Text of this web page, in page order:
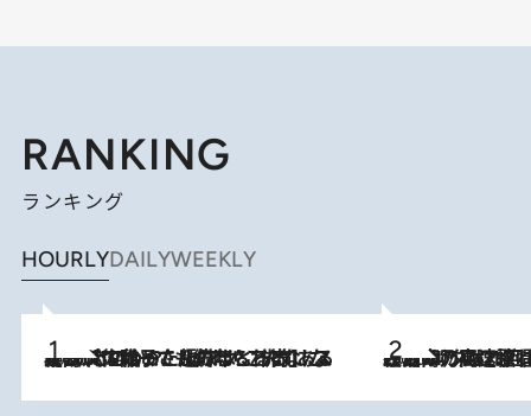
RANKING
ランキング
HOURLYDAILYWEEKLY
2026.8.5
【阿川佐和子さんの年とる力】なぜ70代で始めた趣味は“こんなに楽しい”のか？ ピアノ、俳句…スランプに陥っても続けられる“ある秘訣”とは 2026.8.7
「湘南乃風に憧れて」観客大盛上がりの“タオル回し”に、ラッパー顔負けの高速歌唱まで…さだまさし（74）のアグレッシブすぎる現在地